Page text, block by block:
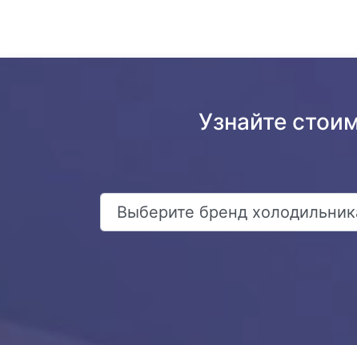
Узнайте